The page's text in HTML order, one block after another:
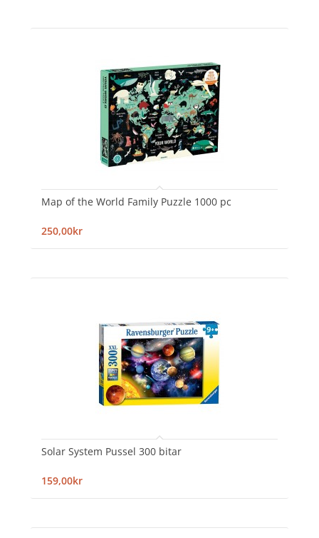
Map of the World Family Puzzle 1000 pc
250,00kr
Solar System Pussel 300 bitar
159,00kr